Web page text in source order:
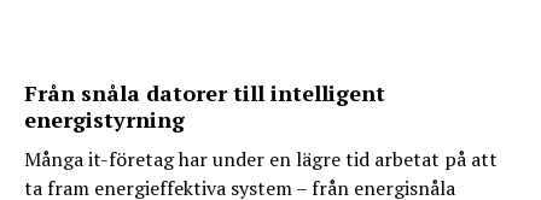
Från snåla datorer till intelligent
energistyrning
Många it-företag har under en lägre tid arbetat på att
ta fram energieffektiva system – från energisnåla